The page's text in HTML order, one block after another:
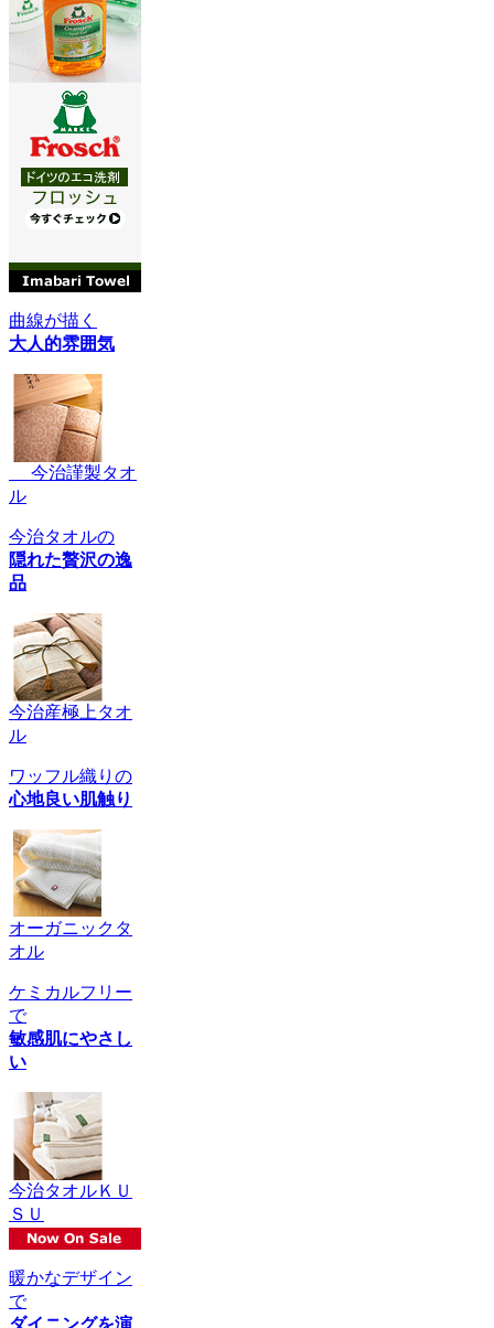
曲線が描く
大人的雰囲気
今治謹製タオ
ル
今治タオルの
隠れた贅沢の逸
品
今治産極上タオ
ル
ワッフル織りの
心地良い肌触り
オーガニックタ
オル
ケミカルフリー
で
敏感肌にやさし
い
今治タオルＫＵ
ＳＵ
暖かなデザイン
で
ダイニングを演